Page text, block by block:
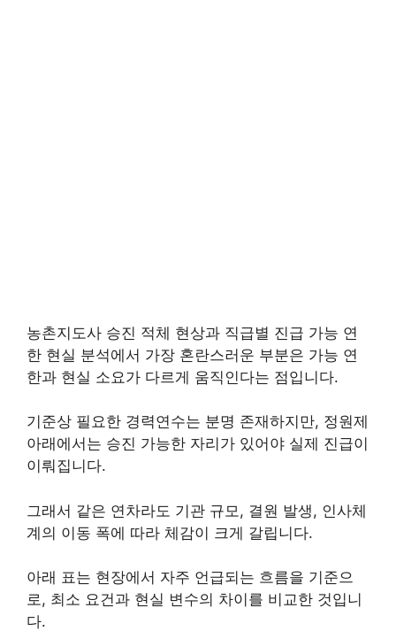
농촌지도사 승진 적체 현상과 직급별 진급 가능 연
한 현실 분석에서 가장 혼란스러운 부분은 가능 연
한과 현실 소요가 다르게 움직인다는 점입니다.
기준상 필요한 경력연수는 분명 존재하지만, 정원제
아래에서는 승진 가능한 자리가 있어야 실제 진급이
이뤄집니다.
그래서 같은 연차라도 기관 규모, 결원 발생, 인사체
계의 이동 폭에 따라 체감이 크게 갈립니다.
아래 표는 현장에서 자주 언급되는 흐름을 기준으
로, 최소 요건과 현실 변수의 차이를 비교한 것입니
다.